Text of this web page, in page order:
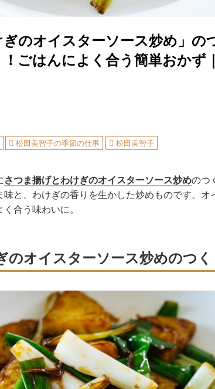
ぎのオイスターソース炒め」の
ごはんによく合う簡単おかず
松田美智子の季節の仕事 松田美智子
さつま揚げとわけぎのオイスターソース炒めのつ
と、わけぎの香りを生かした炒めものです。オ
合う味わいに。
のオイスターソース炒めのつ